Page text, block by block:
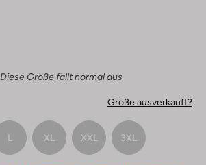
Diese Größe fällt normal aus
Größe ausverkauft?
L XL XXL 3XL